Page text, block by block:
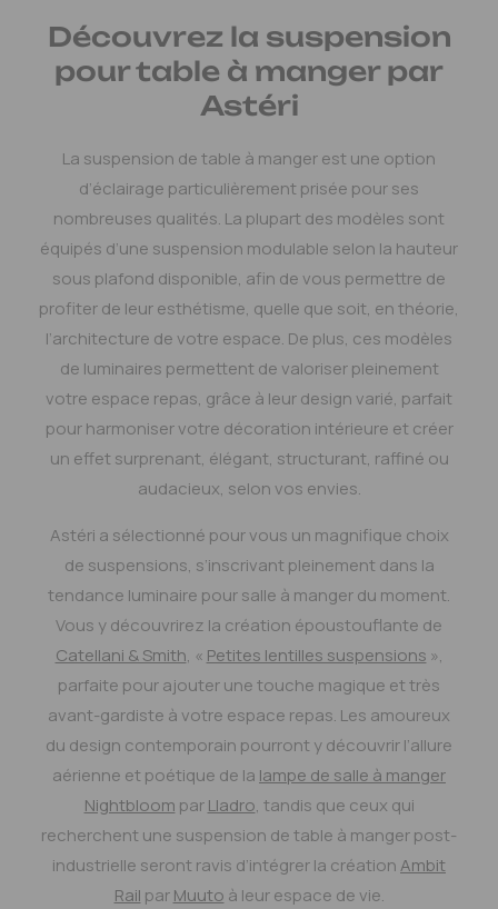
Découvrez la suspension
pour table à manger par
Astéri
La suspension de table à manger est une option
d’éclairage particulièrement prisée pour ses
nombreuses qualités. La plupart des modèles sont
équipés d’une suspension modulable selon la hauteur
sous plafond disponible, afin de vous permettre de
profiter de leur esthétisme, quelle que soit, en théorie,
l’architecture de votre espace. De plus, ces modèles
de luminaires permettent de valoriser pleinement
votre espace repas, grâce à leur design varié, parfait
pour harmoniser votre décoration intérieure et créer
un effet surprenant, élégant, structurant, raffiné ou
audacieux, selon vos envies.
Astéri a sélectionné pour vous un magnifique choix
de suspensions, s’inscrivant pleinement dans la
tendance luminaire pour salle à manger du moment.
Vous y découvrirez la création époustouflante de
Catellani & Smith, « Petites lentilles suspensions »,
parfaite pour ajouter une touche magique et très
avant-gardiste à votre espace repas. Les amoureux
du design contemporain pourront y découvrir l’allure
aérienne et poétique de la lampe de salle à manger
Nightbloom parLladro, tandis que ceux qui
recherchent une suspension de table à manger post-
industrielle seront ravis d’intégrer la créationAmbit
Rail parMuuto à leur espace de vie.